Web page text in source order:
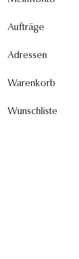
Aufträge
Adressen
Warenkorb
Wunschliste